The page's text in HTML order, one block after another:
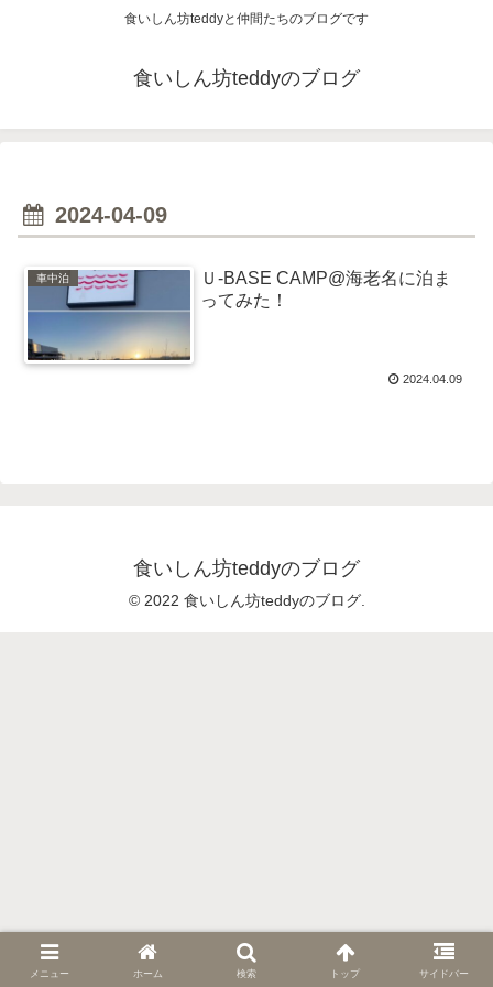
食いしん坊teddyと仲間たちのブログです
食いしん坊teddyのブログ
2024-04-09
車中泊
Ｕ-BASE CAMP@海老名に泊ま
ってみた！
2024.04.09
食いしん坊teddyのブログ
© 2022 食いしん坊teddyのブログ.
メニュー ホーム 検索 トップ サイドバー